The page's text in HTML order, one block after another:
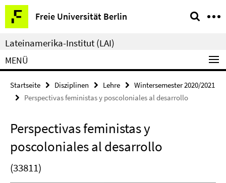
Springe
direkt
zu
Inhalt
Freie Universität Berlin
Service-
Navigation
Lateinamerika-Institut (LAI)
MENÜ
Startseite Disziplinen Lehre
Wintersemester 2020/2021
Perspectivas feministas y poscoloniales al desarrollo
Perspectivas feministas y
poscoloniales al desarrollo
(33811)